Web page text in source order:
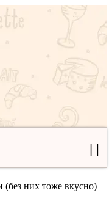
них тоже вкусно)